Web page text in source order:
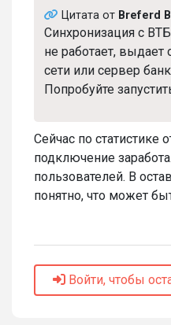
Цитата от Breferd
Синхронизация с
не работает, выдает
сети или сервер
Попробуйте
Сейчас по статистике
подключение
пользователей. В
понятно, что может
Войти, чтобы